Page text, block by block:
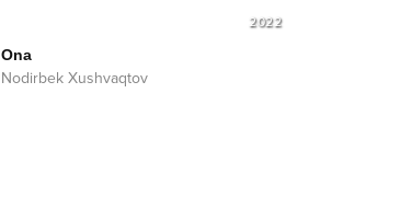
2022
Ona
Nodirbek Xushvaqtov